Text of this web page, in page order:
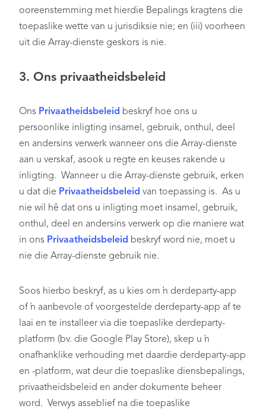
ooreenstemming met hierdie Bepalings kragtens die
toepaslike wette van u jurisdiksie nie; en (iii) voorheen
uit die Array-dienste geskors is nie.
3. Ons privaatheidsbeleid
Ons Privaatheidsbeleid beskryf hoe ons u
persoonlike inligting insamel, gebruik, onthul, deel
en andersins verwerk wanneer ons die Array-dienste
aan u verskaf, asook u regte en keuses rakende u
inligting. Wanneer u die Array-dienste gebruik, erken
u dat die Privaatheidsbeleid van toepassing is. As u
nie wil hê dat ons u inligting moet insamel, gebruik,
onthul, deel en andersins verwerk op die maniere wat
in ons Privaatheidsbeleid beskryf word nie, moet u
nie die Array-dienste gebruik nie.
Soos hierbo beskryf, as u kies om ’n derdeparty-app
of ’n aanbevole of voorgestelde derdeparty-app af te
laai en te installeer via die toepaslike derdeparty-
platform (bv. die Google Play Store), skep u ’n
onafhanklike verhouding met daardie derdeparty-app
en -platform, wat deur die toepaslike diensbepalings,
privaatheidsbeleid en ander dokumente beheer
word. Verwys asseblief na die toepaslike